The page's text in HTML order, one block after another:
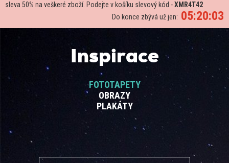
sleva 50% na veškeré zboží. Podejte v košíku slevový kód -XMR4T42
05:20:03
Do konce zbývá už jen:
Inspirace
FOTOTAPETY
OBRAZY
PLAKÁTY